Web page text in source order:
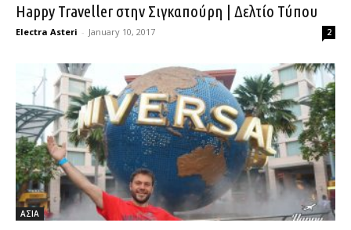
Happy Traveller στην Σιγκαπούρη | Δελτίο Τύπου
Electra Asteri - January 10, 2017 2
ΑΣΙΑ